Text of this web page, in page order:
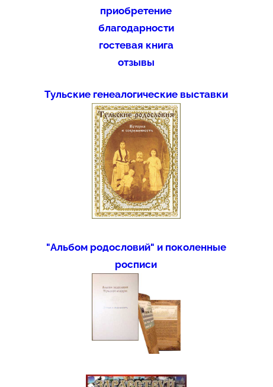
приобретение
благодарности
гостевая книга
отзывы
Тульские генеалогические выставки
"Альбом родословий" и поколенные
росписи